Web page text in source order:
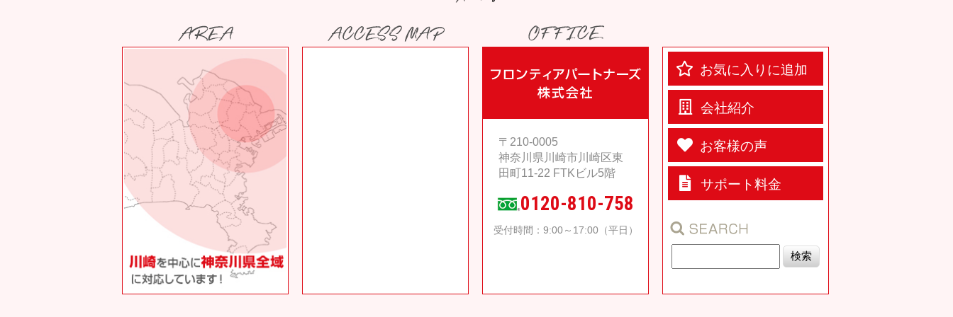
〒210-0005
神奈川県川崎市川崎区東
田町11-22 FTKビル5階
0120-810-758
受付時間：9:00～17:00（平日）
お気に入りに追加
会社紹介
お客様の声
サポート料金